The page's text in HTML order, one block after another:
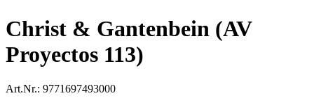
Christ & Gantenbein (AV
Proyectos 113)
Art.Nr.: 9771697493000